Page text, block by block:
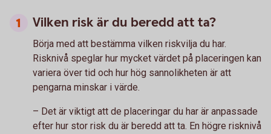
Vilken risk är du beredd att ta?
Börja med att bestämma vilken riskvilja du har.
Risknivå speglar hur mycket värdet på placeringen kan
variera över tid och hur hög sannolikheten är att
pengarna minskar i värde.
– Det är viktigt att de placeringar du har är anpassade
efter hur stor risk du är beredd att ta. En högre risknivå